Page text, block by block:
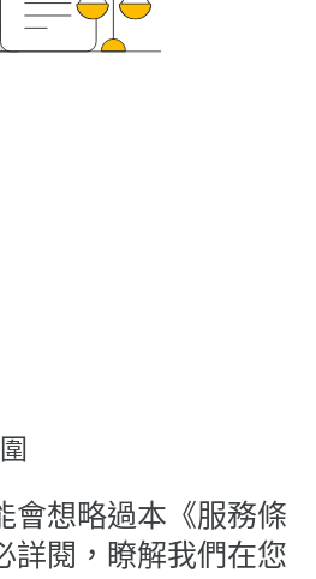
會想略過本《服務條
詳閱，瞭解我們在您